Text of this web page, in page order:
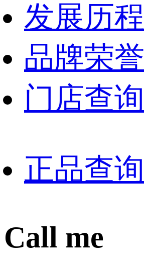
发展历程
品牌荣誉
门店查询
正品查询
Call me